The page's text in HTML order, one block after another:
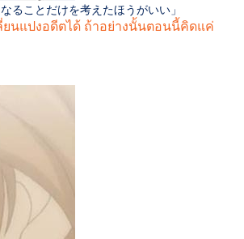
ることだけを考えたほうがいい」
ยนแปงอดีตได้ ถ้าอย่างนั้นตอนนี้คิดแค่